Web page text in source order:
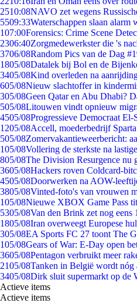
2510:08NAVO zet wegens
5509:33Waterschappen slaan alarm
107:00Forensics: Crime Scene
2306:40Zorgmedewerkster die 's
3706/08Random Pics van de Dag
1805/08Datalek bij Bol en de
3405/08Kind overleden na
605/08Nieuw slachtoffer in
305/08Geen Qatar en Abu Dhabi?
505/08Litouwen vindt opnieuw
4505/08Progressieve Democraat
1205/08Accell, moederbedrijf
505/08Zomervakantieweerbericht:
105/08Vollering de sterkste na
805/08The Division Resurgence nu
3605/08Hackers roven Coldcard-
4505/08Doorwerken na AOW-
3805/08Vinted-foto's van vrouwen
105/08Nieuwe XBOX Game Pass
5305/08Van den Brink zet nog eens
1805/08Iran overweegt Europese
305/08EA Sports FC 27 toont The
105/08Gears of War: E-Day open
3605/08Pentagon verbruikt meer
2105/08Tanken in België wordt nóg
3405/08Dirk sluit supermarkt op de
Actieve items
Actieve items